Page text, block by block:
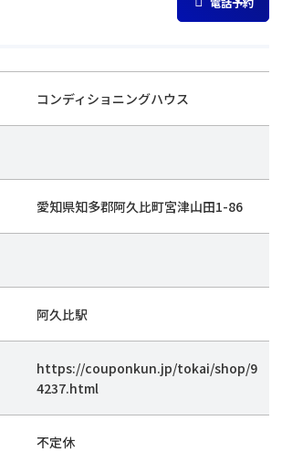
コンディショニングハウス
愛知県知多郡阿久比町宮津山田1-86
阿久比駅
https://couponkun.jp/tokai/shop/9
4237.html
不定休